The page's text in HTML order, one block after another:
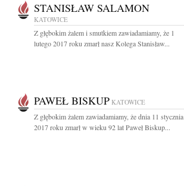
STANISŁAW SALAMON
KATOWICE
Z głębokim żalem i smutkiem zawiadamiamy, że 1
lutego 2017 roku zmarł nasz Kolega Stanisław...
PAWEŁ BISKUP KATOWICE
Z głębokim żalem zawiadamiamy, że dnia 11 stycznia
2017 roku zmarł w wieku 92 lat Paweł Biskup...